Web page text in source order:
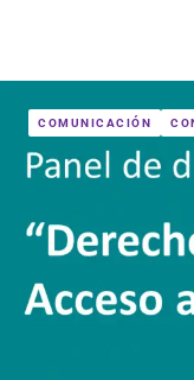
COMUNICACIÓN